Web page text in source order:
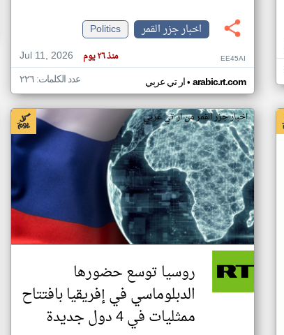
اخبار جزر القمر
Politics
Jul 11, 2026
منذ ٢٦ يوم EE45AI
ار تي عربي• arabic.rt.com عدد الكلمات: ٢٢٦
اخبار جزر القمر من ار تي عربي
روسيا توسع حضورها
الدبلوماسي في إفريقيا بافتتاح
ممثليات في 4 دول جديدة